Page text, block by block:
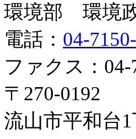
環境部 環境
電話： 04-
ファクス：04-
〒270-0192
流山市平和台